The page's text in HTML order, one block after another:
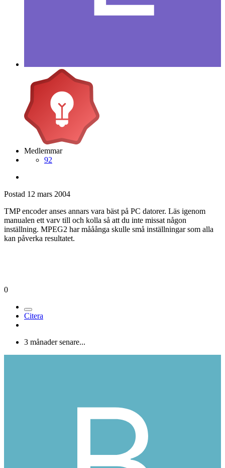
Medlemmar
92
Postad 12 mars 2004
TMP encoder anses annars vara bäst på PC datorer. Läs igenom
manualen ett varv till och kolla så att du inte missat någon
inställning. MPEG2 har mååånga skulle små inställningar som alla
kan påverka resultatet.
0
Citera
3 månader senare...